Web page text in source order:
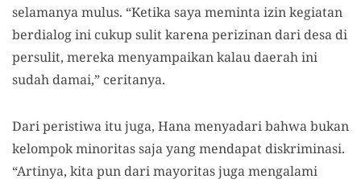
selamanya mulus. “Ketika saya meminta izin kegiatan
berdialog ini cukup sulit karena perizinan dari desa di
persulit, mereka menyampaikan kalau daerah ini
sudah damai,” ceritanya.
Dari peristiwa itu juga, Hana menyadari bahwa bukan
kelompok minoritas saja yang mendapat diskriminasi.
“Artinya, kita pun dari mayoritas juga mengalami